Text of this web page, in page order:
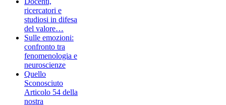
ricercatori e
studiosi in difesa
del valore…
Sulle emozioni:
confronto tra
fenomenologia e
neuroscienze
Quello
Sconosciuto
Articolo 54 della
nostra